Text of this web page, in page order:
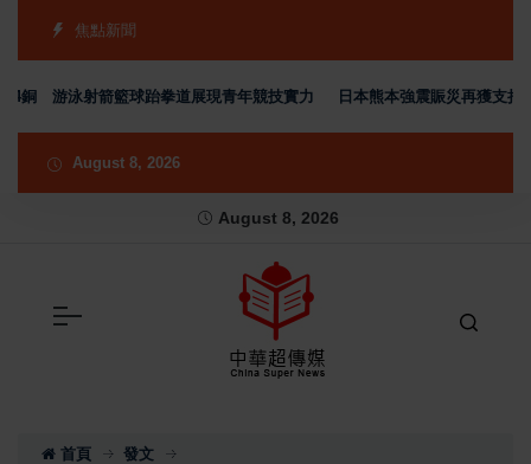
焦點新聞
游泳射箭籃球跆拳道展現青年競技實力 日本熊本強震賑災再獲支持 台
August 8, 2026
August 8, 2026
首頁
發文